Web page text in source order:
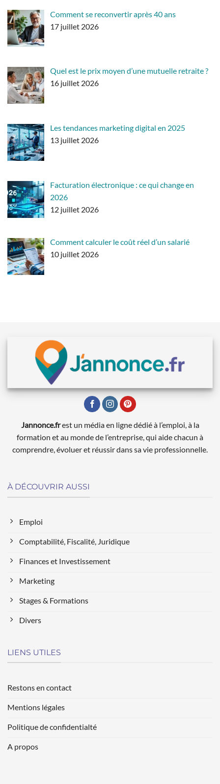
Comment se reconvertir après 40 ans
17 juillet 2026
Quel est le prix moyen d’une mutuelle retraite ?
16 juillet 2026
Les tendances marketing digital en 2025
13 juillet 2026
Facturation électronique : ce qui change en
2026
12 juillet 2026
Comment calculer le coût réel d’un salarié
10 juillet 2026
Jannonce.frest un média en ligne dédié à l’emploi, à la
formation et au monde de l’entreprise, qui aide chacun à
comprendre, évoluer et réussir dans sa vie professionnelle.
À DÉCOUVRIR AUSSI
Emploi
Comptabilité, Fiscalité, Juridique
Finances et Investissement
Marketing
Stages & Formations
Divers
LIENS UTILES
Restons en contact
Mentions légales
Politique de confidentialté
A propos